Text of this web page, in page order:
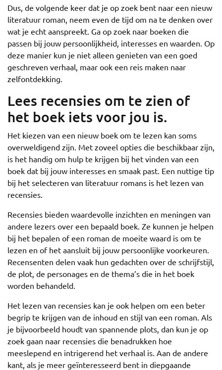
Dus, de volgende keer dat je op zoek bent naar een nieuw
literatuur roman, neem even de tijd om na te denken over
wat je echt aanspreekt. Ga op zoek naar boeken die
passen bij jouw persoonlijkheid, interesses en waarden. Op
deze manier kun je niet alleen genieten van een goed
geschreven verhaal, maar ook een reis maken naar
zelfontdekking.
Lees recensies om te zien of
het boek iets voor jou is.
Het kiezen van een nieuw boek om te lezen kan soms
overweldigend zijn. Met zoveel opties die beschikbaar zijn,
is het handig om hulp te krijgen bij het vinden van een
boek dat bij jouw interesses en smaak past. Een nuttige tip
bij het selecteren van literatuur romans is het lezen van
recensies.
Recensies bieden waardevolle inzichten en meningen van
andere lezers over een bepaald boek. Ze kunnen je helpen
bij het bepalen of een roman de moeite waard is om te
lezen en of het aansluit bij jouw persoonlijke voorkeuren.
Recensenten delen vaak hun gedachten over de schrijfstijl,
de plot, de personages en de thema’s die in het boek
worden behandeld.
Het lezen van recensies kan je ook helpen om een beter
begrip te krijgen van de inhoud en stijl van een roman. Als
je bijvoorbeeld houdt van spannende plots, dan kun je op
zoek gaan naar recensies die benadrukken hoe
meeslepend en intrigerend het verhaal is. Aan de andere
kant, als je meer geïnteresseerd bent in diepgaande